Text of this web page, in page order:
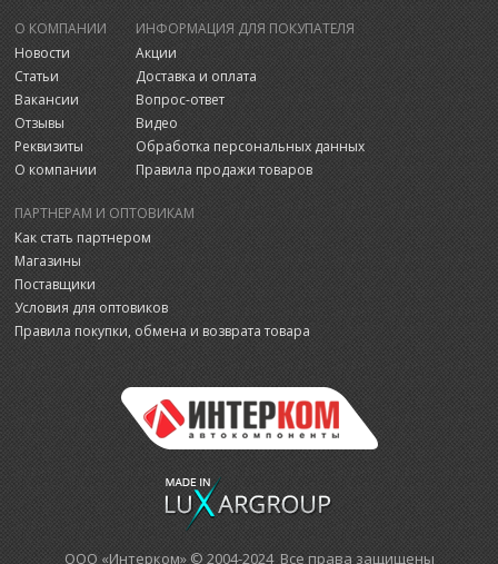
О КОМПАНИИ
Новости
Статьи
Вакансии
Отзывы
Реквизиты
О компании
ИНФОРМАЦИЯ ДЛЯ ПОКУПАТЕЛЯ
Акции
Доставка и оплата
Вопрос-ответ
Видео
Обработка персональных данных
Правила продажи товаров
ПАРТНЕРАМ И ОПТОВИКАМ
Как стать партнером
Магазины
Поставщики
Условия для оптовиков
Правила покупки, обмена и возврата товара
ООО «Интерком» © 2004-2024 Все права защищены